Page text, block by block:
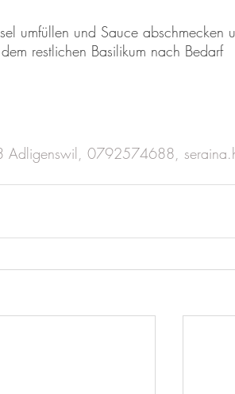
umfüllen und Sauce abschmecken
restlichen Basilikum nach Bedarf
Adligenswil, 0792574688,